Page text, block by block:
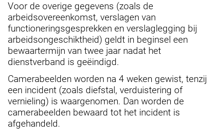
Voor de overige gegevens (zoals de
arbeidsovereenkomst, verslagen van
functioneringsgesprekken en verslaglegging bij
arbeidsongeschiktheid) geldt in beginsel een
bewaartermijn van twee jaar nadat het
dienstverband is geëindigd.
Camerabeelden worden na 4 weken gewist, tenzij
een incident (zoals diefstal, verduistering of
vernieling) is waargenomen. Dan worden de
camerabeelden bewaard tot het incident is
afgehandeld.